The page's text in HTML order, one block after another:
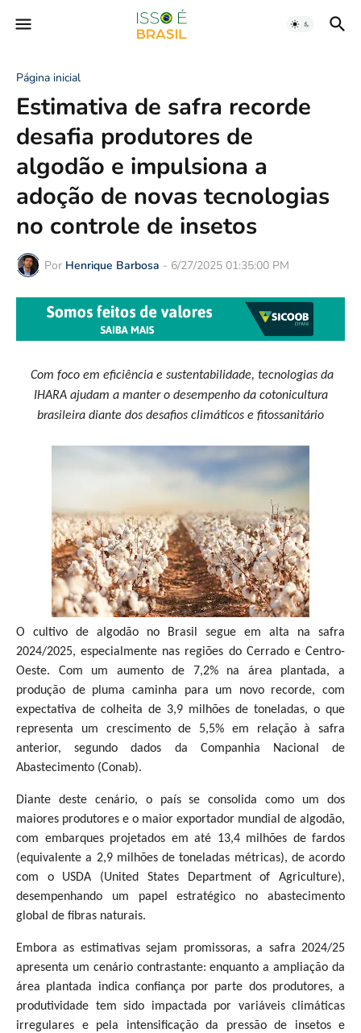
Página inicial
Estimativa de safra recorde
desafia produtores de
algodão e impulsiona a
adoção de novas tecnologias
no controle de insetos
Por Henrique Barbosa - 6/27/2025 01:35:00 PM
Com foco em eficiência e sustentabilidade, tecnologias da
IHARA ajudam a manter o desempenho da cotonicultura
brasileira diante dos desafios climáticos e fitossanitário
O cultivo de algodão no Brasil segue em alta na safra
2024/2025, especialmente nas regiões do Cerrado e Centro-
Oeste. Com um aumento de 7,2% na área plantada, a
produção de pluma caminha para um novo recorde, com
expectativa de colheita de 3,9 milhões de toneladas, o que
representa um crescimento de 5,5% em relação à safra
anterior, segundo dados da Companhia Nacional de
Abastecimento (Conab).
Diante deste cenário, o país se consolida como um dos
maiores produtores e o maior exportador mundial de algodão,
com embarques projetados em até 13,4 milhões de fardos
(equivalente a 2,9 milhões de toneladas métricas), de acordo
com o USDA (United States Department of Agriculture),
desempenhando um papel estratégico no abastecimento
global de fibras naturais.
Embora as estimativas sejam promissoras, a safra 2024/25
apresenta um cenário contrastante: enquanto a ampliação da
área plantada indica confiança por parte dos produtores, a
produtividade tem sido impactada por variáveis climáticas
irregulares e pela intensificação da pressão de insetos e